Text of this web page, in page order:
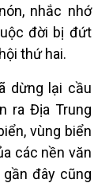
nhắc nhớ
đời bị đứt
thứ hai.
dừng lại cầu
ra Địa Trung
vùng biển
các nền văn
đây cũng